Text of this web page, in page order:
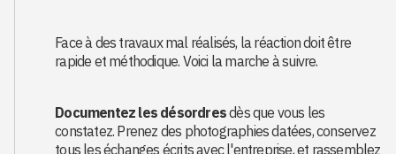
Face à des travaux mal réalisés, la réaction doit être
rapide et méthodique. Voici la marche à suivre.
Documentez les désordresdès que vous les
constatez. Prenez des photographies datées, conservez
tous les échanges écrits avec l'entreprise, et rassemblez